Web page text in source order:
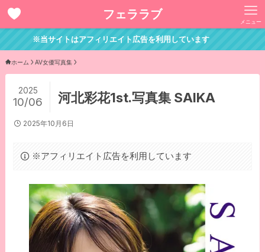
フェララブ
メニュー
※当サイトはアフィリエイト広告を利用しています
ホーム AV女優写真集
河北彩花1st.写真集 SAIKA
2025
10/06
2025年10月6日
※アフィリエイト広告を利用しています